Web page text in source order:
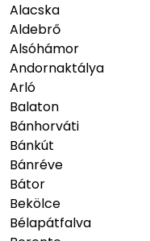
Alacska
Aldebrő
Alsóhámor
Andornaktálya
Arló
Balaton
Bánhorváti
Bánkút
Bánréve
Bátor
Bekölce
Bélapátfalva